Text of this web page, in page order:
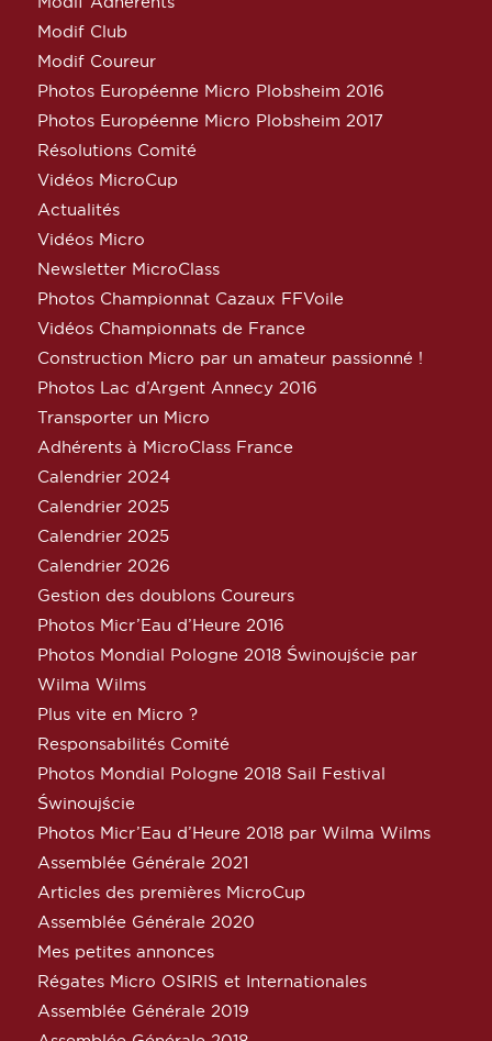
Modif Club
Modif Coureur
Photos Européenne Micro Plobsheim 2016
Photos Européenne Micro Plobsheim 2017
Résolutions Comité
Vidéos MicroCup
Actualités
Vidéos Micro
Newsletter MicroClass
Photos Championnat Cazaux FFVoile
Vidéos Championnats de France
Construction Micro par un amateur passionné !
Photos Lac d’Argent Annecy 2016
Transporter un Micro
Adhérents à MicroClass France
Calendrier 2024
Calendrier 2025
Calendrier 2025
Calendrier 2026
Gestion des doublons Coureurs
Photos Micr’Eau d’Heure 2016
Photos Mondial Pologne 2018 Świnoujście par
Wilma Wilms
Plus vite en Micro ?
Responsabilités Comité
Photos Mondial Pologne 2018 Sail Festival
Świnoujście
Photos Micr’Eau d’Heure 2018 par Wilma Wilms
Assemblée Générale 2021
Articles des premières MicroCup
Assemblée Générale 2020
Mes petites annonces
Régates Micro OSIRIS et Internationales
Assemblée Générale 2019